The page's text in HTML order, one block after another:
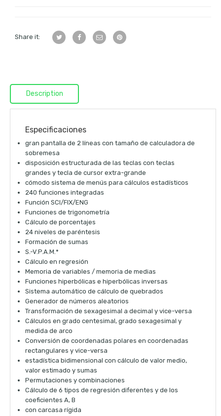
Share it:
Description
Especificaciones
gran pantalla de 2 líneas con tamaño de calculadora de
sobremesa
disposición estructurada de las teclas con teclas
grandes y tecla de cursor extra-grande
cómodo sistema de menús para cálculos estadísticos
240 funciones integradas
Función SCI/FIX/ENG
Funciones de trigonometría
Cálculo de porcentajes
24 niveles de paréntesis
Formación de sumas
S.-V.P.A.M.*
Cálculo en regresión
Memoria de variables / memoria de medias
Funciones hiperbólicas e hiperbólicas inversas
Sistema automático de cálculo de quebrados
Generador de números aleatorios
Transformación de sexagesimal a decimal y vice-versa
Cálculos en grado centesimal, grado sexagesimal y
medida de arco
Conversión de coordenadas polares en coordenadas
rectangulares y vice-versa
estadística bidimensional con cálculo de valor medio,
valor estimado y sumas
Permutaciones y combinaciones
Cálculo de 6 tipos de regresión diferentes y de los
coeficientes A, B
con carcasa rígida